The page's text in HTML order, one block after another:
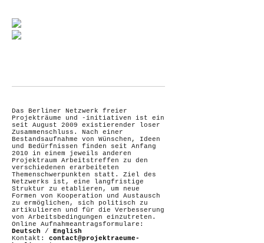
Das Berliner Netzwerk freier
Projekträume und -initiativen ist ein
seit August 2009 existierender loser
Zusammenschluss. Nach einer
Bestandsaufnahme von Wünschen, Ideen
und Bedürfnissen finden seit Anfang
2010 in einem jeweils anderen
Projektraum Arbeitstreffen zu den
verschiedenen erarbeiteten
Themenschwerpunkten statt. Ziel des
Netzwerks ist, eine langfristige
Struktur zu etablieren, um neue
Formen von Kooperation und Austausch
zu ermöglichen, sich politisch zu
artikulieren und für die Verbesserung
von Arbeitsbedingungen einzutreten.
Online Aufnahmeantragsformulare:
Deutsch / English
Kontakt: contact@projektraeume-